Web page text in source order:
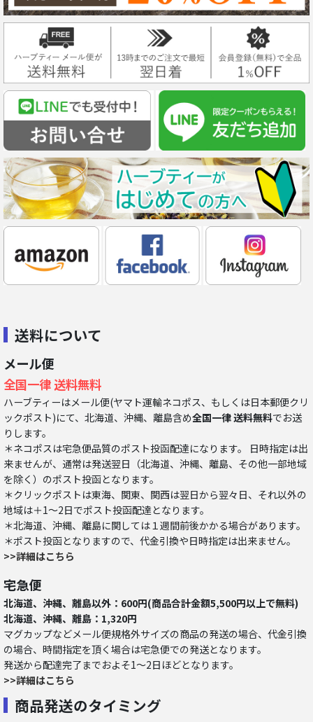
送料について
メール便
全国一律 送料無料
ハーブティーはメール便(ヤマト運輸ネコポス、もしくは日本郵便クリ
ックポスト)にて、北海道、沖縄、離島含め全国一律 送料無料でお送
りします。
＊ネコポスは宅急便品質のポスト投函配達になります。 日時指定は出
来ませんが、通常は発送翌日（北海道、沖縄、離島、その他一部地域
を除く）のポスト投函となります。
＊クリックポストは東海、関東、関西は翌日から翌々日、それ以外の
地域は＋1～2日でポスト投函配達となります。
＊北海道、沖縄、離島に関しては１週間前後かかる場合があります。
＊ポスト投函となりますので、代金引換や日時指定は出来ません。
>>詳細はこちら
宅急便
北海道、沖縄、離島以外：600円(商品合計金額5,500円以上で無料)
北海道、沖縄、離島：1,320円
マグカップなどメール便規格外サイズの商品の発送の場合、代金引換
の場合、時間指定を頂く場合は宅急便での発送となります。
発送から配達完了までおよそ1～2日ほどとなります。
>>詳細はこちら
商品発送のタイミング